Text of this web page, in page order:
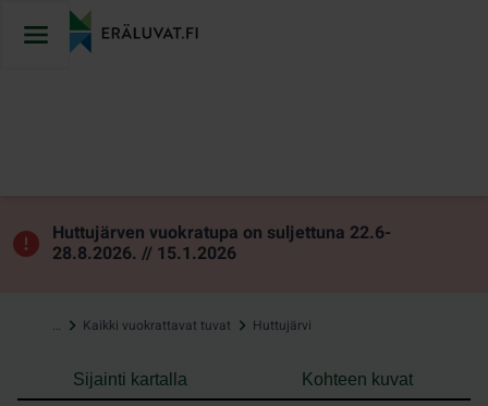
sisältöön
Huttujärven vuokratupa on suljettuna 22.6-
28.8.2026. // 15.1.2026
… Kaikki vuokrattavat tuvat Huttujärvi
Sijainti kartalla Kohteen kuvat